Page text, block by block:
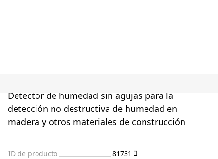
Detector de humedad sin agujas para la
detección no destructiva de humedad en
madera y otros materiales de construcción
ID de producto
81731